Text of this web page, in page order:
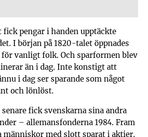
fick pengar i handen upptäckte
I början på 1820-talet öppnades
vanligt folk. Och sparformen blev
än i dag. Inte konstigt att
i dag ser sparande som något
och lönlöst.
fick svenskarna sina andra
– allemansfonderna 1984. Fram
människor med slott sparat i aktier.